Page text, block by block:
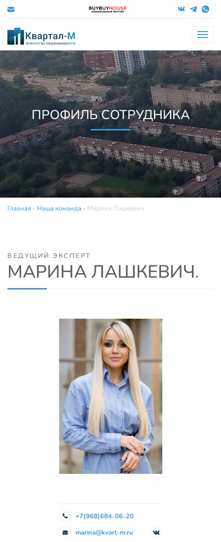
Меню
ПРОФИЛЬ СОТРУДНИКА
Главная » Наша команда » Марина Лашкевич
ВЕДУЩИЙ ЭКСПЕРТ
МАРИНА ЛАШКЕВИЧ.
+7(968)684-06-20
marina@kvart-m.ru